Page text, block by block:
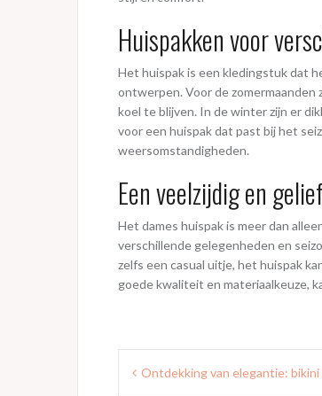
Huispakken voor
Het huispak is een kledingstuk dat
ontwerpen. Voor de
koel te blijven. In de winter zijn er
voor een huispak dat past bij het
weersomstandigheden.
Een veelzijdig en
Het dames huispak is meer dan
verschillende gelegenheden en
zelfs een casual uitje, het huispak
goede kwaliteit en materiaalkeuze,
Bericht
Ontdekking van elegantie: bikini